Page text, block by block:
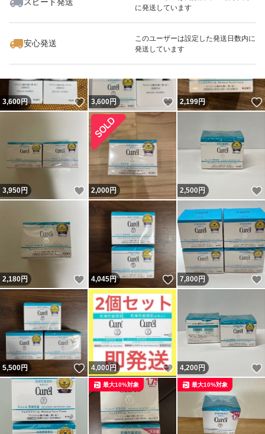
スピード発送
に発送しています
安心発送
このユーザーは設定した発送日数内に
発送しています
いいね！
4,980
3,600円 いいね！
3,600円 いいね！
2,199円
3,950円 いいね！
2,000円 2,500円
2,180円 いいね！
4,045円 いいね！
7,800円
5,500円 いいね！
4,000円 いいね！
4,200円
最大10%対象 最大10%対象